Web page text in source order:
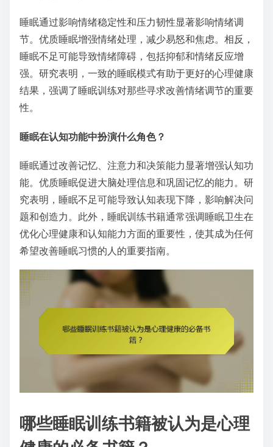
睡眠通过影响情绪稳定性和压力韧性显著影响情绪调
节。优质睡眠增强情绪处理，减少易怒和焦虑。相反，
睡眠不足可能导致情绪障碍，包括抑郁和情绪反应增
强。研究表明，一致的睡眠模式有助于更好的心理健康
结果，强调了睡眠训练对那些寻求改善情绪调节的重要
性。
睡眠在认知功能中扮演什么角色？
睡眠通过改善记忆、注意力和决策能力显著增强认知功
能。优质睡眠促进大脑处理信息和巩固记忆的能力。研
究表明，睡眠不足可能导致认知表现下降，影响解决问
题和创造力。此外，睡眠训练书籍通常强调睡眠卫生在
优化心理健康和认知能力方面的重要性，使其成为任何
希望改善睡眠习惯的人的重要指南。
哪些睡眠训练书籍被认为是心理